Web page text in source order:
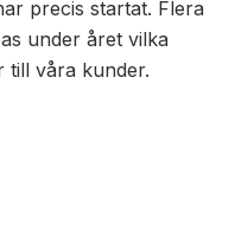
/
precis startat. Flera
under året vilka
till våra kunder.